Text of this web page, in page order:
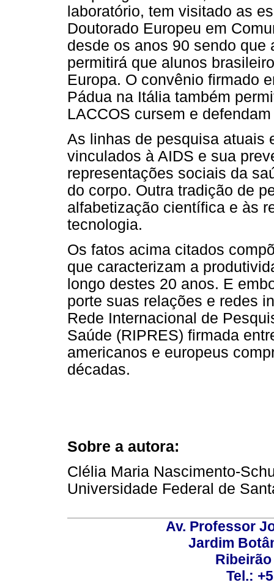
laboratório, tem visitado as
Doutorado Europeu em
desde os anos 90 sendo que
permitirá que alunos
Europa. O convênio firmado
Pádua na Itália também
LACCOS cursem e
As linhas de pesquisa atuais
vinculados à AIDS e sua
representações sociais da
do corpo. Outra tradição de
alfabetização científica e às
tecnologia.
Os fatos acima citados
que caracterizam a
longo destes 20 anos. E
porte suas relações e redes
Rede Internacional de
Saúde (RIPRES) firmada
americanos e europeus
décadas.
Sobre a autora:
Clélia Maria Nascimento-
Universidade Federal de
Av. Professor
Jardim
Tel.: